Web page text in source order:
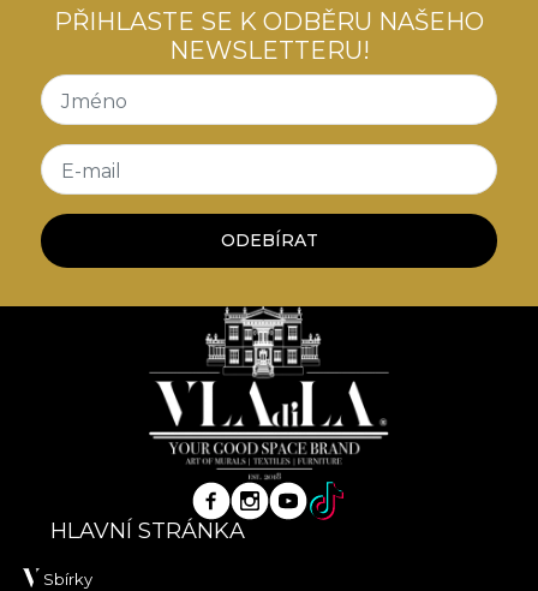
PŘIHLASTE SE K ODBĚRU NAŠEHO
NEWSLETTERU!
Jméno
E-mail
ODEBÍRAT
HLAVNÍ STRÁNKA
Sbírky